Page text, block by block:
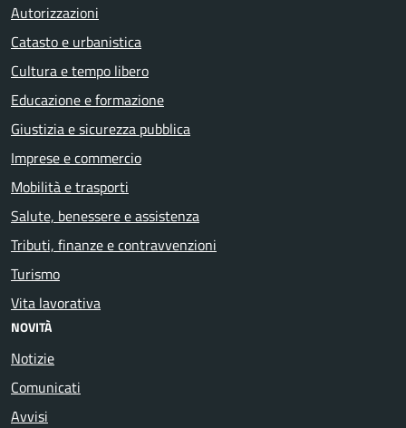
Autorizzazioni
Catasto e urbanistica
Cultura e tempo libero
Educazione e formazione
Giustizia e sicurezza pubblica
Imprese e commercio
Mobilità e trasporti
Salute, benessere e assistenza
Tributi, finanze e contravvenzioni
Turismo
Vita lavorativa
NOVITÀ
Notizie
Comunicati
Avvisi